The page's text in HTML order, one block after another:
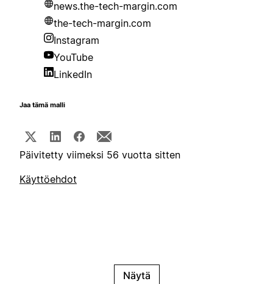
news.the-tech-margin.com
the-tech-margin.com
Instagram
YouTube
LinkedIn
Jaa tämä malli
Päivitetty viimeksi 56 vuotta sitten
Käyttöehdot
Näytä